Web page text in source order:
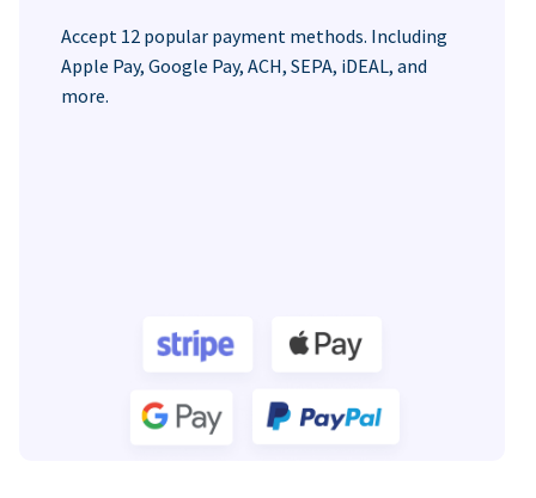
Accept 12 popular payment methods. Including
Apple Pay, Google Pay, ACH, SEPA, iDEAL, and
more.